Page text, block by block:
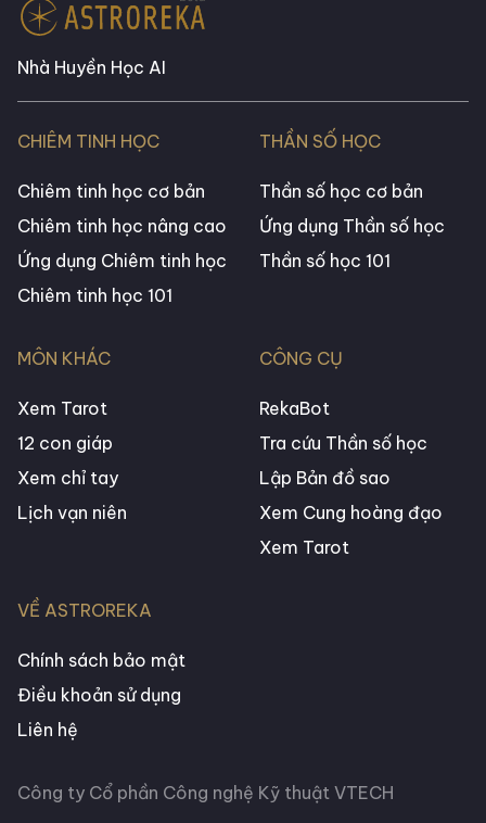
Nhà Huyền Học AI
CHIÊM TINH HỌC
Chiêm tinh học cơ bản
Chiêm tinh học nâng cao
Ứng dụng Chiêm tinh học
Chiêm tinh học 101
THẦN SỐ HỌC
Thần số học cơ bản
Ứng dụng Thần số học
Thần số học 101
MÔN KHÁC
Xem Tarot
12 con giáp
Xem chỉ tay
Lịch vạn niên
CÔNG CỤ
RekaBot
Tra cứu Thần số học
Lập Bản đồ sao
Xem Cung hoàng đạo
Xem Tarot
VỀ ASTROREKA
Chính sách bảo mật
Điều khoản sử dụng
Liên hệ
Công ty Cổ phần Công nghệ Kỹ thuật VTECH